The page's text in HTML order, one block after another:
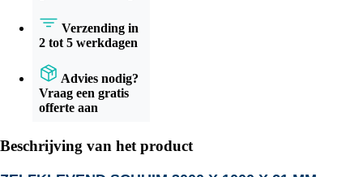
Verzending in
2 tot 5 werkdagen
Advies nodig?
Vraag een gratis
offerte aan
Beschrijving van het product